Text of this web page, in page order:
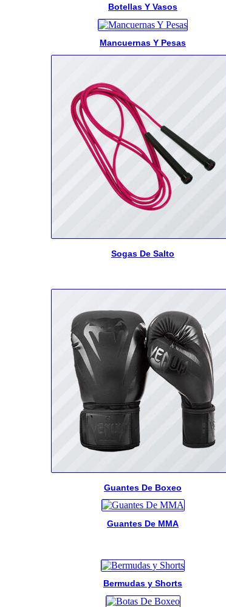
Botellas Y Vasos
Mancuernas Y Pesas
Sogas De Salto
Guantes De Boxeo
Guantes De MMA
Bermudas y Shorts